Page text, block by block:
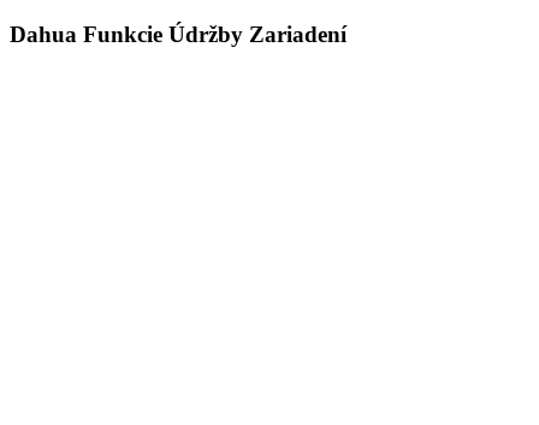
Dahua Funkcie Údržby Zariadení